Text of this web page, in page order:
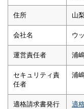
住所 山
会社名 ウ
運営責任者 浦
セキュリティ責
任者
浦
適格請求書発行
適